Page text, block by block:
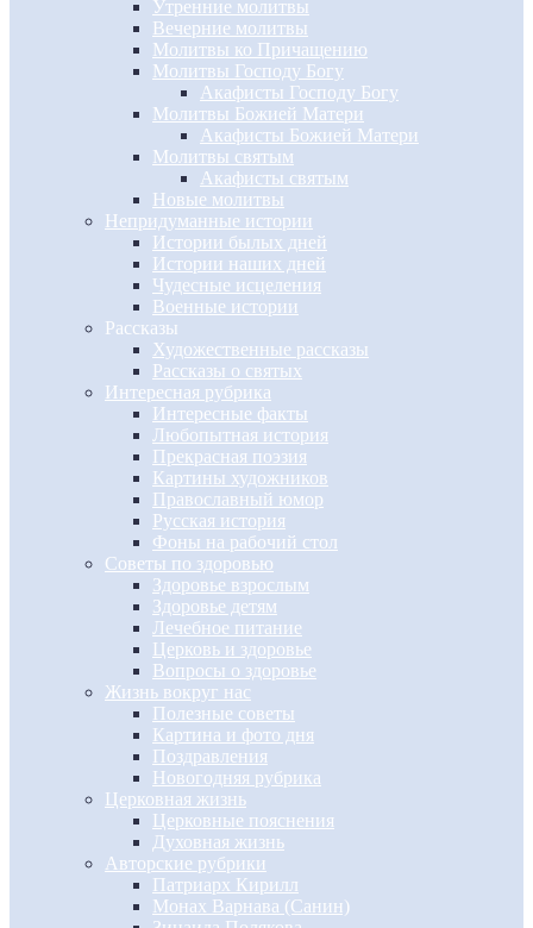
Утренние молитвы
Вечерние молитвы
Молитвы ко Причащению
Молитвы Господу Богу
Акафисты Господу Богу
Молитвы Божией Матери
Акафисты Божией Матери
Молитвы святым
Акафисты святым
Новые молитвы
Непридуманные истории
Истории былых дней
Истории наших дней
Чудесные исцеления
Военные истории
Рассказы
Художественные рассказы
Рассказы о святых
Интересная рубрика
Интересные факты
Любопытная история
Прекрасная поэзия
Картины художников
Православный юмор
Русская история
Фоны на рабочий стол
Советы по здоровью
Здоровье взрослым
Здоровье детям
Лечебное питание
Церковь и здоровье
Вопросы о здоровье
Жизнь вокруг нас
Полезные советы
Картина и фото дня
Поздравления
Новогодняя рубрика
Церковная жизнь
Церковные пояснения
Духовная жизнь
Авторские рубрики
Патриарх Кирилл
Монах Варнава (Санин)